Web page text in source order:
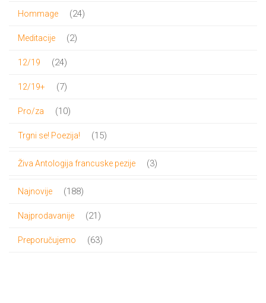
Hommage 2424
Meditacije 22
12/19 2424
12/19+ 77
Pro/za 1010
Trgni se! Poezija! 1515
Živa Antologija francuske pezije 33
Najnovije 188188
Najprodavanije 21 21
Preporučujemo 6363